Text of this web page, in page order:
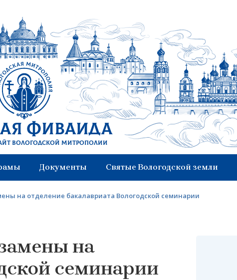
Фиваида
Вологодской митрополии
Документы Святые Вологодской земли
на отделение бакалавриата Вологодской семинарии
на
семинарии